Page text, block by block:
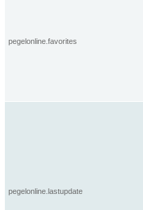
pegelonline.favorites
pegelonline.lastupdate